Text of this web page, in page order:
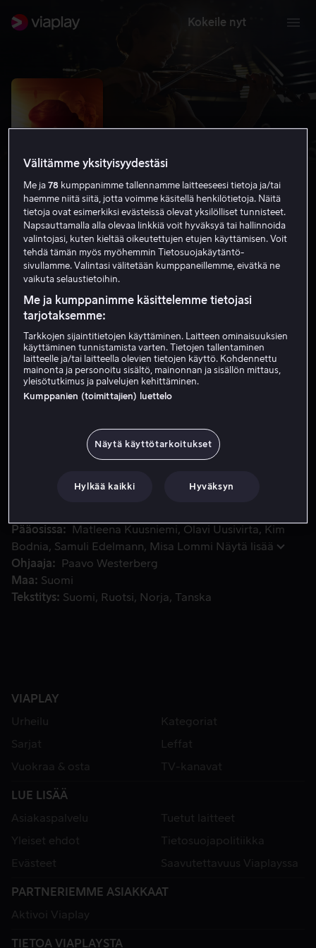
Kokeile nyt
Viulisti
6.0 Draama Romantiikka
HD
Vuokraa 4,99 €
Osta 10,99 €
Hän oli klassisen musiikin tähti. Onnettomuus sai hänet
Hän oli klassisen musiikin tähti. Onnettomuus sai hänet
miettimään uudelleen. Musiikinopettajana hänestä tuli
rakkaus voittaa egon?
Pääosissa Matleena Kuusniemi Olavi Uusivirta
Kim
Bodnia
Samuli Edelmann Misa Lommi Näytä lisää
Ohjaaja
Paavo Westerberg
Maa
Suomi
Tekstitys
Suomi Ruotsi Norja Tanska
VIAPLAY
Urheilu
Kategoriat
Sarjat
Leffat
Vuokraa & osta
TV-kanavat
LUE LISÄÄ
Asiakaspalvelu
Tuetut laitteet
Yleiset ehdot
Tietosuojapolitiikka
Evästeet
Saavutettavuus Viaplayssa
PARTNERIEMME ASIAKKAAT
Aktivoi Viaplay
TIETOA VIAPLAYSTA
Välitämme yksityisyydestäsi
Me ja78 kumppanimme tallennamme laitteeseesi tietoja ja/tai
haemme niitä siitä, jotta voimme käsitellä henkilötietoja. Näitä
tietoja ovat esimerkiksi evästeissä olevat yksilölliset tunnisteet.
Napsauttamalla alla olevaa linkkiä voit hyväksyä tai hallinnoida
valintojasi, kuten kieltää oikeutettujen etujen käyttämisen. Voit
tehdä tämän myös myöhemmin Tietosuojakäytäntö-
sivullamme. Valintasi välitetään kumppaneillemme, eivätkä ne
vaikuta selaustietoihin.
Me ja kumppanimme käsittelemme tietojasi
tarjotaksemme:
Tarkkojen sijaintitietojen käyttäminen. Laitteen ominaisuuksien
käyttäminen tunnistamista varten. Tietojen tallentaminen
laitteelle ja/tai laitteella olevien tietojen käyttö. Kohdennettu
mainonta ja personoitu sisältö, mainonnan ja sisällön mittaus,
yleisötutkimus ja palvelujen kehittäminen.
Kumppanien (toimittajien) luettelo
Näytä käyttötarkoitukset
Hylkää kaikki Hyväksyn